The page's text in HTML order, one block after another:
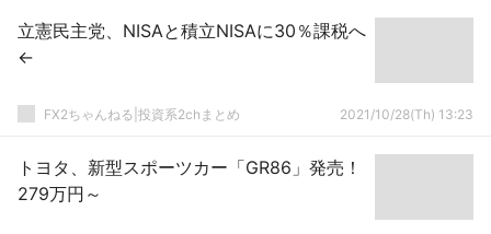
立憲民主党、NISAと積立NISAに30％課税へ
←
FX2ちゃんねる|投資系2chまとめ 2021/10/28(Th) 13:23
トヨタ、新型スポーツカー「GR86」発売！
279万円～